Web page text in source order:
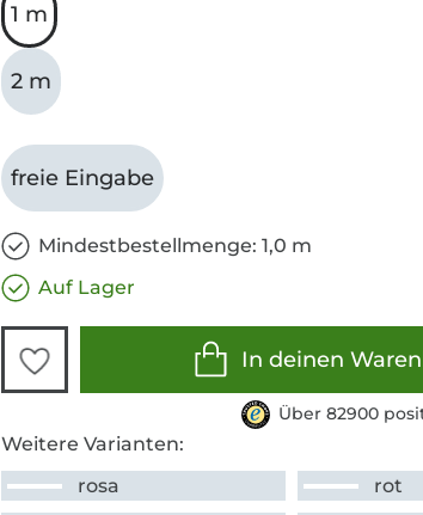
1 m
2 m
freie Eingabe
Mindestbestellmenge: 1,0 m
Auf Lager
In deinen
Über 82900
Weitere Varianten:
rosa
rot